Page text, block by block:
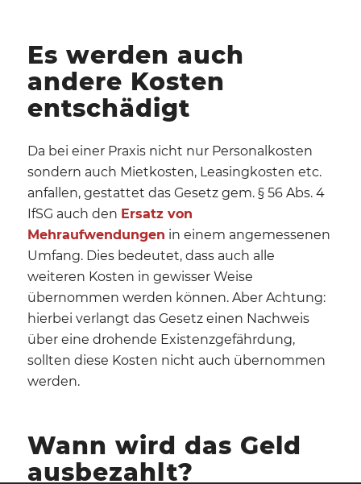
Es werden auch
andere Kosten
entschädigt
Da bei einer Praxis nicht nur Personalkosten
sondern auch Mietkosten, Leasingkosten etc.
anfallen, gestattet das Gesetz gem. § 56 Abs. 4
IfSG auch den Ersatz von
Mehraufwendungen in einem angemessenen
Umfang. Dies bedeutet, dass auch alle
weiteren Kosten in gewisser Weise
übernommen werden können. Aber Achtung:
hierbei verlangt das Gesetz einen Nachweis
über eine drohende Existenzgefährdung,
sollten diese Kosten nicht auch übernommen
werden.
Wann wird das Geld
ausbezahlt?